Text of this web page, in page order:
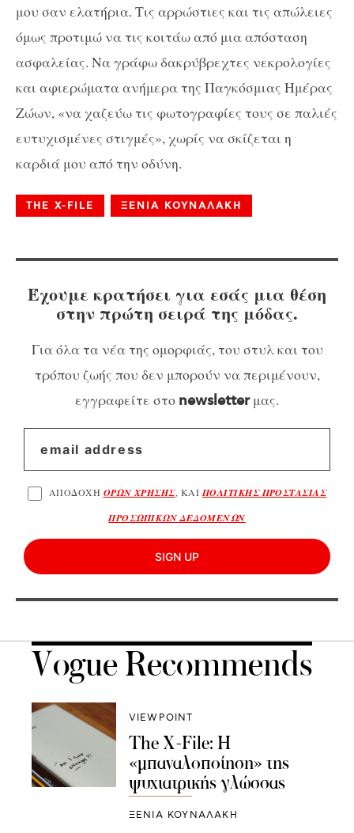
μου σαν ελατήρια. Τις αρρώστιες και τις απώλειες
όμως προτιμώ να τις κοιτάω από μια απόσταση
ασφαλείας. Να γράφω δακρύβρεχτες νεκρολογίες
και αφιερώματα ανήμερα της Παγκόσμιας Ημέρας
Ζώων, «να χαζεύω τις φωτογραφίες τους σε παλιές
ευτυχισμένες στιγμές», χωρίς να σκίζεται η
καρδιά μου από την οδύνη.
THE X-FILE ΞΕΝΙΑ ΚΟΥΝΑΛΑΚΗ
Έχουμε κρατήσει για εσάς μια θέση
στην πρώτη σειρά της μόδας.
Για όλα τα νέα της ομορφιάς, του στυλ και του
τρόπου ζωής που δεν μπορούν να περιμένουν,
εγγραφείτε στο newsletterμας.
ΑΠΟΔΟΧΗ ΟΡΩΝ ΧΡΗΣΗΣ, ΚΑΙΠΟΛΙΤΙΚΗΣ ΠΡΟΣΤΑΣΙΑΣ
ΠΡΟΣΩΠΙΚΩΝ ΔΕΔΟΜΕΝΩΝ
SIGN UP
Vogue Recommends
VIEWPOINT
The X-File: Η
«μπαναλοποίηση» της
ψυχιατρικής γλώσσας
ΞΕΝΙΑ ΚΟΥΝΑΛΑΚΗ